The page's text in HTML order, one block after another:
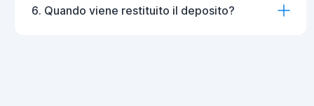
6. Quando viene restituito il deposito?